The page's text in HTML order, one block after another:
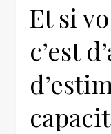
Et si
c’est